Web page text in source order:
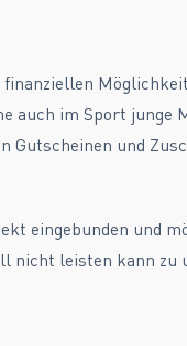
auch im Sport junge
Gutscheinen und
eingebunden und
nicht leisten kann